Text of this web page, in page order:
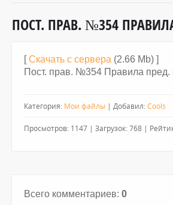
ПОСТ. ПРАВ. №354
[Скачать с сервера (2.66 Mb) ]
Пост. прав. №354 Правила пред.
Категория: Мои файлы | Добавил: Cools
Просмотров: 1147 | Загрузок: 768 |
Всего комментариев: 0